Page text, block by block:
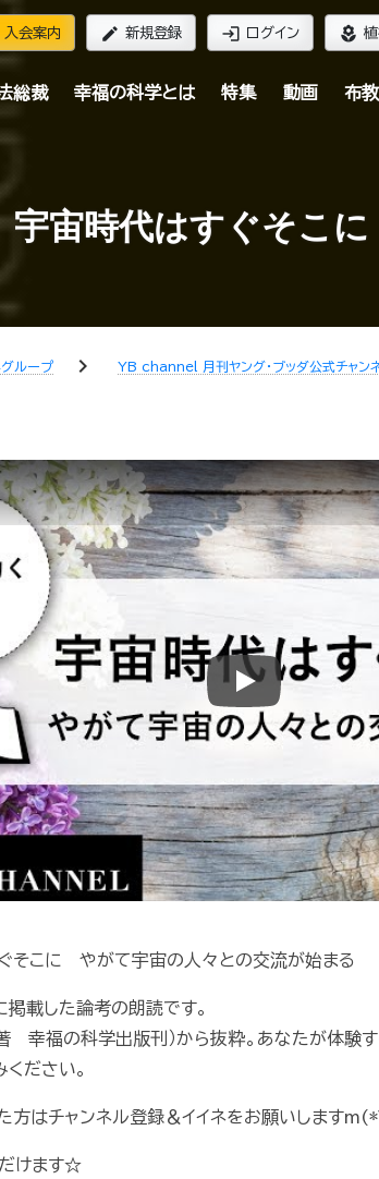
入会案内 edit 新規登録 login ログイン local_florist
総裁 幸福の科学とは 特集 動画 布
宙時代はすぐそこに
ループ chevron_right YB channel 月刊ヤング・ブッダ公式チャン
Play
そこに やがて宇宙の人々との交流が始まる
掲載した論考の朗読です。
幸福の科学出版刊）から抜粋。あなたが体験
ださい。
た方はチャンネル登録＆イイネをお願いします
けます☆